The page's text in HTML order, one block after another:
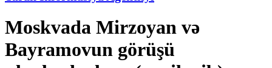
Moskvada Mirzoyan və
Bayramovun görüşü